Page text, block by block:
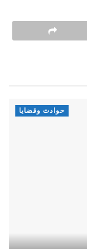
حوادث وقضايا